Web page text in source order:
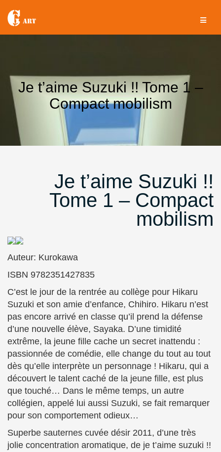
contenu
Je t’aime Suzuki !! Tome 1 –
Compact mobilism
Je t’aime Suzuki !!
Tome 1 – Compact
mobilism
Auteur: Kurokawa
ISBN 9782351427835
C’est le jour de la rentrée au collège pour Hikaru
Suzuki et son amie d’enfance, Chihiro. Hikaru n’est
pas encore arrivé en classe qu’il prend la défense
d’une nouvelle élève, Sayaka. D’une timidité
extrême, la jeune fille cache un secret inattendu :
passionnée de comédie, elle change du tout au tout
dès qu’elle interprète un personnage ! Hikaru, qui a
découvert le talent caché de la jeune fille, est plus
que touché… Dans le même temps, un autre
collégien, appelé lui aussi Suzuki, se fait remarquer
pour son comportement odieux…
Superbe sauternes cuvée désir 2011, d’une très
jolie concentration aromatique, de je t’aime suzuki !!